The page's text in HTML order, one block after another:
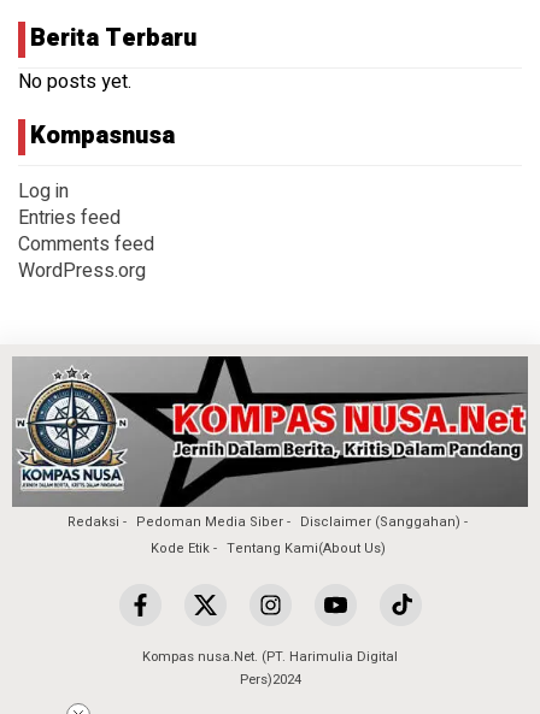
Berita Terbaru
No posts yet.
Kompasnusa
Log in
Entries feed
Comments feed
WordPress.org
Redaksi Pedoman Media Siber
Disclaimer (Sanggahan)
Kode Etik
Tentang Kami(About Us)
Kompas nusa.Net. (PT. Harimulia Digital
Pers)2024